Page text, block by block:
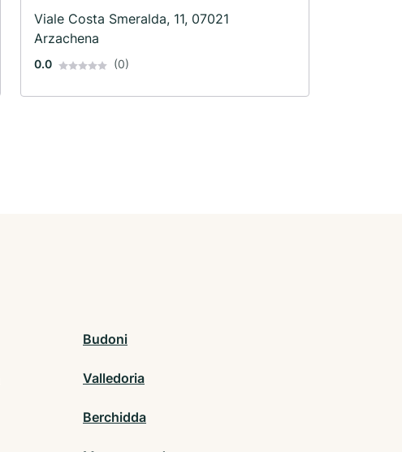
Viale Costa Smeralda, 11, 07021
Arzachena
0.0 (0)
Budoni
Valledoria
Berchidda